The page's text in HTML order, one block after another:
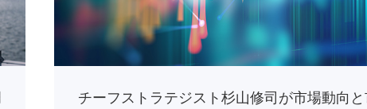
チーフストラテジスト杉山修司が市場動向